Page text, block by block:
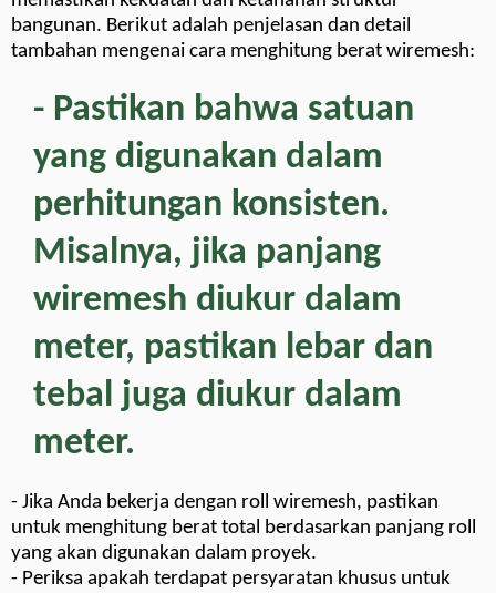
bangunan. Berikut adalah penjelasan dan detail
tambahan mengenai cara menghitung berat wiremesh:
- Pastikan bahwa satuan
yang digunakan dalam
perhitungan konsisten.
Misalnya, jika panjang
wiremesh diukur dalam
meter, pastikan lebar dan
tebal juga diukur dalam
meter.
- Jika Anda bekerja dengan roll wiremesh, pastikan
untuk menghitung berat total berdasarkan panjang roll
yang akan digunakan dalam proyek.
- Periksa apakah terdapat persyaratan khusus untuk